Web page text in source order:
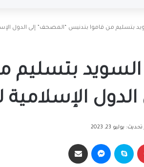
بتسليم من قاموا بتدنيس “المصحف” إلى الدول
بتسليم
يوليو 23, 2023
بينتيريست سكايب ماسنجر